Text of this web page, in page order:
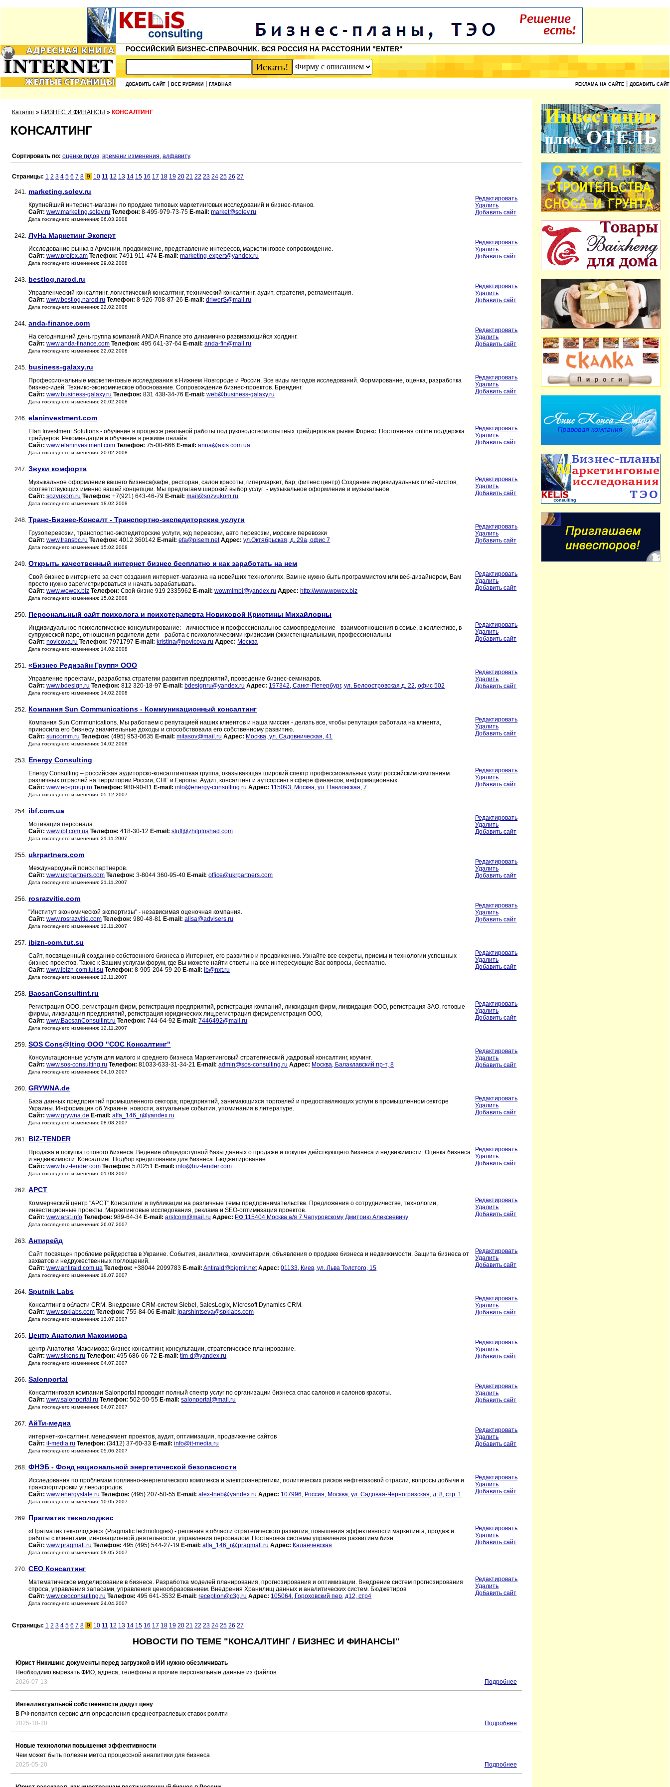
РОССИЙСКИЙ БИЗНЕС-СПРАВОЧНИК. ВСЯ РОССИЯ НА РАССТОЯНИИ "ENTER"
ДОБАВИТЬ САЙТ ВСЕ РУБРИКИ ГЛАВНАЯ РЕКЛАМА НА САЙТЕ ДОБАВИТЬ САЙТ
Каталог » БИЗНЕС И ФИНАНСЫ » КОНСАЛТИНГ
КОНСАЛТИНГ
Сортировать по: оценке гидов, времени изменения, алфавиту.
Страницы: 1 2 3 4 5 6 7 8 9 10 11 12 13 14 15 16 17 18 19 20 21 22 23 24 25 26 27
241. marketing.solev.ru
Крупнейший интернет-магазин по продаже типовых маркетинговых исследований и бизнес-планов.
Сайт: www.marketing.solev.ru Телефон: 8-495-979-73-75 E-mail: market@solev.ru
Дата последнего изменения: 06.03.2008
Редактировать
Удалить
Добавить сайт
242. ЛуНа Маркетинг Эксперт
Исследование рынка в Армении, продвижение, представление интересов, маркетинговое сопровождение.
Сайт: www.profex.am Телефон: 7491 911-474 E-mail: marketing-expert@yandex.ru
Дата последнего изменения: 29.02.2008
Редактировать
Удалить
Добавить сайт
243. bestlog.narod.ru
Управленческий консалтинг, логистический консалтинг, технический консалтинг, аудит, стратегия, регламентация.
Сайт: www.bestlog.narod.ru Телефон: 8-926-708-87-26 E-mail: driwerS@mail.ru
Дата последнего изменения: 22.02.2008
Редактировать
Удалить
Добавить сайт
244. anda-finance.com
На сегодняшний день группа компаний ANDA Finance это динамично развивающийся холдинг.
Сайт: www.anda-finance.com Телефон: 495 641-37-64 E-mail: anda-fin@mail.ru
Дата последнего изменения: 22.02.2008
Редактировать
Удалить
Добавить сайт
245. business-galaxy.ru
Профессиональные маркетинговые исследования в Нижнем Новгороде и России. Все виды методов исследований. Формирование, оценка, разработка
бизнес-идей. Технико-экономическое обоснование. Сопровождение бизнес-проектов. Брендинг.
Сайт: www.business-galaxy.ru Телефон: 831 438-34-76 E-mail: web@business-galaxy.ru
Дата последнего изменения: 20.02.2008
Редактировать
Удалить
Добавить сайт
246. elaninvestment.com
Elan Investment Solutions - обучение в процессе реальной работы под руководством опытных трейдеров на рынке Форекс. Постоянная online поддержка
трейдеров. Рекомендации и обучение в режиме онлайн.
Сайт: www.elaninvestment.com Телефон: 75-00-666 E-mail: anna@axis.com.ua
Дата последнего изменения: 20.02.2008
Редактировать
Удалить
Добавить сайт
247. Звуки комфорта
Музыкальное оформление вашего бизнеса(кафе, ресторан, салон красоты, гипермаркет, бар, фитнес центр) Создание индивидуальных плей-листов,
соответствующих именно вашей концепции. Мы предлагаем широкий выбор услуг: - музыкальное оформление и музыкальное
Сайт: sozvukom.ru Телефон: +7(921) 643-46-79 E-mail: mail@sozvukom.ru
Дата последнего изменения: 18.02.2008
Редактировать
Удалить
Добавить сайт
248. Транс-Бизнес-Консалт - Транспортно-экспедиторские услуги
Грузоперевозки, транспортно-экспедиторские услуги, ж/д перевозки, авто перевозки, морские перевозки
Сайт: www.transbc.ru Телефон: 4012 360142 E-mail: efa@pisem.net Адрес: ул.Октябрьская, д. 29а, офис 7
Дата последнего изменения: 15.02.2008
Редактировать
Удалить
Добавить сайт
249. Открыть качественный интернет бизнес бесплатно и как заработать на нем
Свой бизнес в интернете за счет создания интернет-магазина на новейших технологиях. Вам не нужно быть программистом или веб-дизайнером, Вам
просто нужно зарегистрироваться и начать зарабатывать.
Сайт: www.wowex.biz Телефон: Свой бизне 919 2335962 E-mail: wowmlmbi@yandex.ru Адрес: http://www.wowex.biz
Дата последнего изменения: 15.02.2008
Редактировать
Удалить
Добавить сайт
250. Персональный сайт психолога и психотерапевта Новиковой Кристины Михайловны
Индивидуальное психологическое консультирование: - личностное и профессиональное самоопределение - взаимоотношения в семье, в коллективе, в
супружеской паре, отношения родители-дети - работа с психологическими кризисами (экзистенциальными, профессиональны
Сайт: novicova.ru Телефон: 7971797 E-mail: kristina@novicova.ru Адрес: Москва
Дата последнего изменения: 14.02.2008
Редактировать
Удалить
Добавить сайт
251. «Бизнес Редизайн Групп» ООО
Управление проектами, разработка стратегии развития предприятий, проведение бизнес-семинаров.
Сайт: www.bdesign.ru Телефон: 812 320-18-97 E-mail: bdesignru@yandex.ru Адрес: 197342, Санкт-Петербург, ул. Белоостровская д. 22, офис 502
Дата последнего изменения: 14.02.2008
Редактировать
Удалить
Добавить сайт
252. Компания Sun Communications - Коммуникационный консалтинг
Компания Sun Communications. Мы работаем с репутацией наших клиентов и наша миссия - делать все, чтобы репутация работала на клиента,
приносила его бизнесу значительные доходы и способствовала его собственному развитию.
Сайт: suncomm.ru Телефон: (495) 953-0635 E-mail: mitasov@mail.ru Адрес: Москва, ул. Садовническая, 41
Дата последнего изменения: 14.02.2008
Редактировать
Удалить
Добавить сайт
253. Energy Consulting
Energy Consulting – российская аудиторско-консалтинговая группа, оказывающая широкий спектр профессиональных услуг российским компаниям
различных отраслей на территории России, СНГ и Европы. Аудит, консалтинг и аутсорсинг в сфере финансов, информационных
Сайт: www.ec-group.ru Телефон: 980-90-81 E-mail: info@energy-consulting.ru Адрес: 115093, Москва, ул. Павловская, 7
Дата последнего изменения: 05.12.2007
Редактировать
Удалить
Добавить сайт
254. ibf.com.ua
Мотивация персонала.
Сайт: www.ibf.com.ua Телефон: 418-30-12 E-mail: stuff@zhilploshad.com
Дата последнего изменения: 21.11.2007
Редактировать
Удалить
Добавить сайт
255. ukrpartners.com
Международный поиск партнеров.
Сайт: www.ukrpartners.com Телефон: 3-8044 360-95-40 E-mail: office@ukrpartners.com
Дата последнего изменения: 21.11.2007
Редактировать
Удалить
Добавить сайт
256. rosrazvitie.com
"Институт экономической экспертизы" - независимая оценочная компания.
Сайт: www.rosrazvitie.com Телефон: 980-48-81 E-mail: alisa@advisers.ru
Дата последнего изменения: 12.11.2007
Редактировать
Удалить
Добавить сайт
257. ibizn-com.tut.su
Сайт, посвященный созданию собственного бизнеса в Интернет, его развитию и продвижению. Узнайте все секреты, приемы и технологии успешных
бизнес-проектов. Также к Вашим услугам форум, где Вы можете найти ответы на все интересующие Вас вопросы, бесплатнo.
Сайт: www.ibizn-com.tut.su Телефон: 8-905-204-59-20 E-mail: ib@nxt.ru
Дата последнего изменения: 12.11.2007
Редактировать
Удалить
Добавить сайт
258. BacsanConsultint.ru
Регистрация ООО, регистрация фирм, регистрация предприятий, регистрация компаний, ликвидация фирм, ликвидация ООО, регистрация ЗАО, готовые
фирмы, ликвидация предприятий, регистрация юридических лиц,регистрация фирм,регистрация ООО,
Сайт: www.BacsanConsultint.ru Телефон: 744-64-92 E-mail: 7446492@mail.ru
Дата последнего изменения: 12.11.2007
Редактировать
Удалить
Добавить сайт
259. SOS Cons@lting ООО "СОС Консалтинг"
Консультационные услуги для малого и среднего бизнеса Маркетинговый стратегический ,кадровый консалтинг, коучинг.
Сайт: www.sos-consulting.ru Телефон: 81033-633-31-34-21 E-mail: admin@sos-consulting.ru Адрес: Москва, Балаклавский пр-т, 8
Дата последнего изменения: 04.10.2007
Редактировать
Удалить
Добавить сайт
260. GRYWNA.de
База данных предприятий промышленного сектора; предприятий, занимающихся торговлей и предоставляющих услуги в промышленном секторе
Украины. Информация об Украине: новости, актуальные события, упоминания в литературе.
Сайт: www.grywna.de E-mail: alfa_146_r@yandex.ru
Дата последнего изменения: 08.08.2007
Редактировать
Удалить
Добавить сайт
261. BIZ-TENDER
Продажа и покупка готового бизнеса. Ведение общедоступной базы данных о продаже и покупке действующего бизнеса и недвижимости. Оценка бизнеса
и недвижимости. Консалтинг. Подбор кредитования для бизнеса. Бюджетирование.
Сайт: www.biz-tender.com Телефон: 570251 E-mail: info@biz-tender.com
Дата последнего изменения: 01.08.2007
Редактировать
Удалить
Добавить сайт
262. АРСТ
Коммерческий центр "АРСТ" Консалтинг и публикации на различные темы предпринимательства. Предложения о сотрудничестве, технологии,
инвестиционные проекты. Маркетинговые исследования, реклама и SEO-оптимизация проектов.
Сайт: www.arst.info Телефон: 989-64-34 E-mail: arstcom@mail.ru Адрес: РФ 115404 Москва а/я 7 Чапуровскому Дмитрию Алексеевичу
Дата последнего изменения: 26.07.2007
Редактировать
Удалить
Добавить сайт
263. Антирейд
Сайт посвящен проблеме рейдерства в Украине. События, аналитика, комментарии, объявления о продаже бизнеса и недвижимости. Защита бизнеса от
захватов и недружественных поглощений.
Сайт: www.antiraid.com.ua Телефон: +38044 2099783 E-mail: Antiraid@bigmir.net Адрес: 01133, Киев, ул. Льва Толстого, 15
Дата последнего изменения: 18.07.2007
Редактировать
Удалить
Добавить сайт
264. Sputnik Labs
Консалтинг в области CRM. Внедрение CRM-систем Siebel, SalesLogix, Microsoft Dynamics CRM.
Сайт: www.spklabs.com Телефон: 755-84-06 E-mail: jparshintseva@spklabs.com
Дата последнего изменения: 13.07.2007
Редактировать
Удалить
Добавить сайт
265. Центр Анатолия Максимова
центр Анатолия Максимова: бизнес консалтинг, консультации, стратегическое планирование.
Сайт: www.stkons.ru Телефон: 495 686-66-72 E-mail: tim-d@yandex.ru
Дата последнего изменения: 04.07.2007
Редактировать
Удалить
Добавить сайт
266. Salonportal
Консалтинговая компании Salonportal проводит полный спектр услуг по организации бизнеса спас салонов и салонов красоты.
Сайт: www.salonportal.ru Телефон: 502-50-55 E-mail: salonportal@mail.ru
Дата последнего изменения: 04.07.2007
Редактировать
Удалить
Добавить сайт
267. АйТи-медиа
интернет-консалтинг, менеджмент проектов, аудит, оптимизация, продвижение сайтов
Сайт: it-media.ru Телефон: (3412) 37-60-33 E-mail: info@it-media.ru
Дата последнего изменения: 05.06.2007
Редактировать
Удалить
Добавить сайт
268. ФНЭБ - Фонд национальной энергетической безопасности
Исследования по проблемам топливно-энергетического комплекса и электроэнергетики, политических рисков нефтегазовой отрасли, вопросы добычи и
транспортировки углеводородов.
Сайт: www.energystate.ru Телефон: (495) 207-50-55 E-mail: alex-fneb@yandex.ru Адрес: 107996, Россия, Москва, ул. Садовая-Черногрязская, д. 8, стр. 1
Дата последнего изменения: 10.05.2007
Редактировать
Удалить
Добавить сайт
269. Прагматик текнолоджис
«Прагматик текнолоджис» (Pragmatic technologies) - решения в области стратегического развития, повышения эффективности маркетинга, продаж и
работы с клиентами, инновационной деятельности, управления персоналом. Постановка системы управления развитием бизн
Сайт: www.pragmatt.ru Телефон: 495 (495) 544-27-19 E-mail: alfa_146_r@pragmatt.ru Адрес: Каланчевская
Дата последнего изменения: 08.05.2007
Редактировать
Удалить
Добавить сайт
270. СЕО Консалтинг
Математическое моделирование в бизнесе. Разработка моделей планирования, прогнозирования и оптимизации. Внедрение систем прогнозирования
спроса, управления запасами, управления ценообразованием. Внедрения Хранилищ данных и аналитических систем. Бюджетиров
Сайт: www.ceoconsulting.ru Телефон: 495 641-3532 E-mail: reception@c3g.ru Адрес: 105064, Гороховский пер, д12, стр4
Дата последнего изменения: 24.04.2007
Редактировать
Удалить
Добавить сайт
Страницы: 1 2 3 4 5 6 7 8 9 10 11 12 13 14 15 16 17 18 19 20 21 22 23 24 25 26 27
НОВОСТИ ПО ТЕМЕ "КОНСАЛТИНГ / БИЗНЕС И ФИНАНСЫ"
Юрист Никишин: документы перед загрузкой в ИИ нужно обезличивать
Необходимо вырезать ФИО, адреса, телефоны и прочие персональные данные из файлов
2026-07-13
Подробнее
Интеллектуальной собственности дадут цену
В РФ появится сервис для определения среднеотраслевых ставок роялти
2025-10-20
Подробнее
Новые технологии повышения эффективности
Чем может быть полезен метод процессной аналитики для бизнеса
2025-05-20
Подробнее